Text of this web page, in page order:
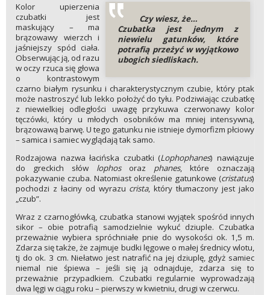
Czy wiesz, że…
Czubatka jest jednym z
niewielu gatunków, które
potrafią przeżyć w wyjątkowo
ubogich siedliskach.
Kolor upierzenia
czubatki jest
maskujący – ma
brązowawy wierzch i
jaśniejszy spód ciała.
Obserwując ją, od razu
w oczy rzuca się głowa
o kontrastowym
czarno białym rysunku i charakterystycznym czubie, który ptak
może nastroszyć lub lekko położyć do tyłu. Podziwiając czubatkę
z niewielkiej odległości uwagę przykuwa czerwonawy kolor
tęczówki, który u młodych osobników ma mniej intensywną,
brązowawą barwę. U tego gatunku nie istnieje dymorfizm płciowy
– samica i samiec wyglądają tak samo.
Rodzajowa nazwa łacińska czubatki (Lophophanes) nawiązuje
do greckich słów lophosoraz phanes, które oznaczają
pokazywanie czuba. Natomiast określenie gatunkowe (cristatus)
pochodzi z łaciny od wyrazu crista, który tłumaczony jest jako
„czub”.
Wraz z czarnogłówką, czubatka stanowi wyjątek spośród innych
sikor – obie potrafią samodzielnie wykuć dziuple. Czubatka
przeważnie wybiera spróchniałe pnie do wysokości ok. 1,5 m.
Zdarza się także, że zajmuje budki lęgowe o małej średnicy wlotu,
tj do ok. 3 cm. Niełatwo jest natrafić na jej dziuplę, gdyż samiec
niemal nie śpiewa – jeśli się ją odnajduje, zdarza się to
przeważnie przypadkiem. Czubatki regularnie wyprowadzają
dwa lęgi w ciągu roku – pierwszy w kwietniu, drugi w czerwcu.